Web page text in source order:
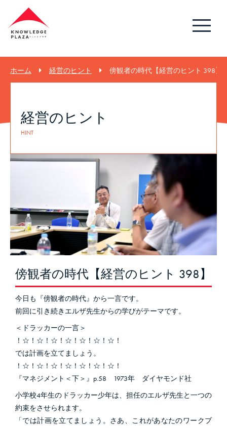
ホーム 経営のヒント 傍観者の時代【経営のヒント 398】
経営のヒント
HINT
傍観者の時代【経営のヒント 398】
今日も『傍観者の時代』から一言です。
前回に引き続きエルザ先生からの学びがテーマです。
＜ドラッカーの一言＞
！☆！☆！☆！☆！☆！☆！☆！
では計画を立てましょう。
！☆！☆！☆！☆！☆！☆！☆！
『マネジメント＜下＞』p.58 1973年 ダイヤモンド社
小学校4年生のドラッカー少年は、担任のエルザ先生と一つの
約束をさせられます。
「では計画を立てましょう。さあ、これがあなたのワークブ